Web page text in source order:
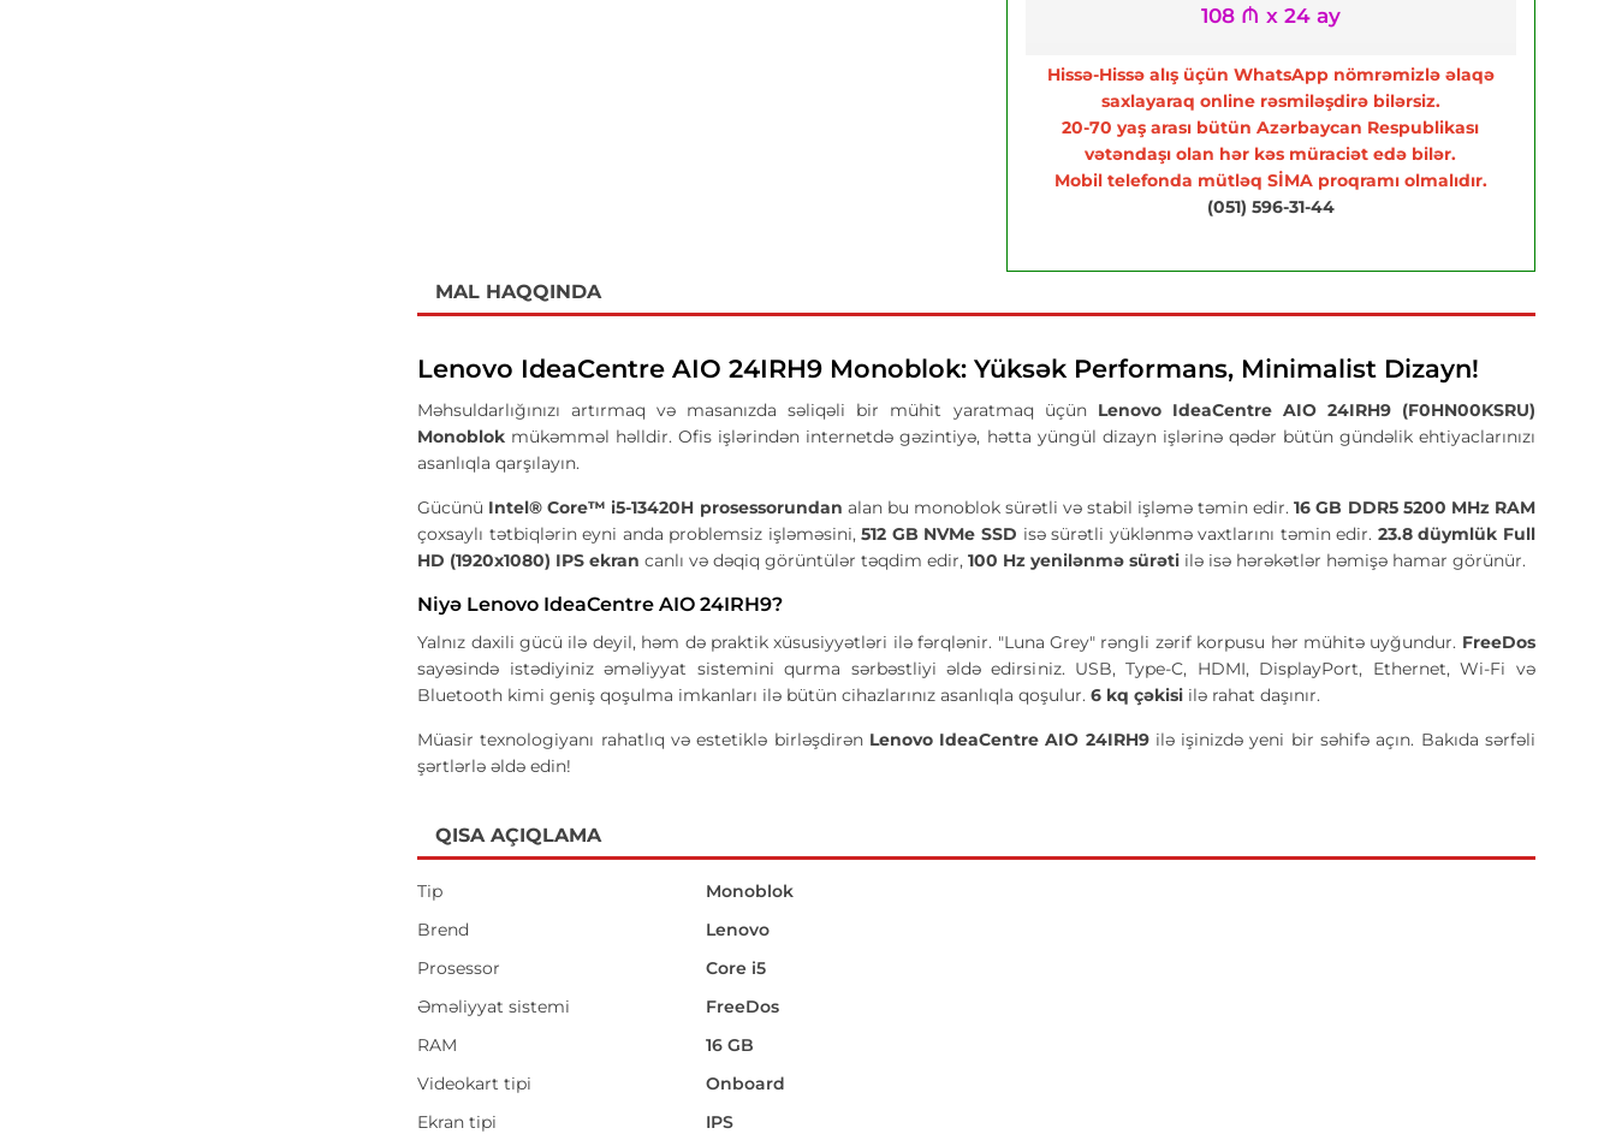
108 ₼ x 24 ay
Hissə-Hissə alış üçün WhatsApp nömrəmizlə əlaqə
saxlayaraq online rəsmiləşdirə bilərsiz.
20-70 yaş arası bütün Azərbaycan Respublikası
vətəndaşı olan hər kəs müraciət edə bilər.
Mobil telefonda mütləq SİMA proqramı olmalıdır.
(051) 596-31-44
MAL HAQQINDA
Lenovo IdeaCentre AIO 24IRH9 Monoblok: Yüksək Performans, Minimalist Dizayn!
Məhsuldarlığınızı artırmaq və masanızda səliqəli bir mühit yaratmaq üçün Lenovo IdeaCentre AIO 24IRH9 (F0HN00KSRU)
Monoblok mükəmməl həlldir. Ofis işlərindən internetdə gəzintiyə, hətta yüngül dizayn işlərinə qədər bütün gündəlik ehtiyaclarınızı
asanlıqla qarşılayın.
Gücünü Intel® Core™ i5-13420H prosessorundan alan bu monoblok sürətli və stabil işləmə təmin edir.16 GB DDR5 5200 MHz RAM
çoxsaylı tətbiqlərin eyni anda problemsiz işləməsini,512 GB NVMe SSD isə sürətli yüklənmə vaxtlarını təmin edir. 23.8 düymlük Full
HD (1920x1080) IPS ekran canlı və dəqiq görüntülər təqdim edir,100 Hz yenilənmə sürəti ilə isə hərəkətlər həmişə hamar görünür.
Niyə Lenovo IdeaCentre AIO 24IRH9?
Yalnız daxili gücü ilə deyil, həm də praktik xüsusiyyətləri ilə fərqlənir. "Luna Grey" rəngli zərif korpusu hər mühitə uyğundur. FreeDos
sayəsində istədiyiniz əməliyyat sistemini qurma sərbəstliyi əldə edirsiniz. USB, Type-C, HDMI, DisplayPort, Ethernet, Wi-Fi və
Bluetooth kimi geniş qoşulma imkanları ilə bütün cihazlarınız asanlıqla qoşulur.6 kq çəkisi ilə rahat daşınır.
Müasir texnologiyanı rahatlıq və estetiklə birləşdirən Lenovo IdeaCentre AIO 24IRH9ilə işinizdə yeni bir səhifə açın. Bakıda sərfəli
şərtlərlə əldə edin!
QISA AÇIQLAMA
Tip
Monoblok
Brend
Lenovo
Prosessor
Core i5
Əməliyyat sistemi
FreeDos
RAM
16 GB
Videokart tipi
Onboard
Ekran tipi
IPS